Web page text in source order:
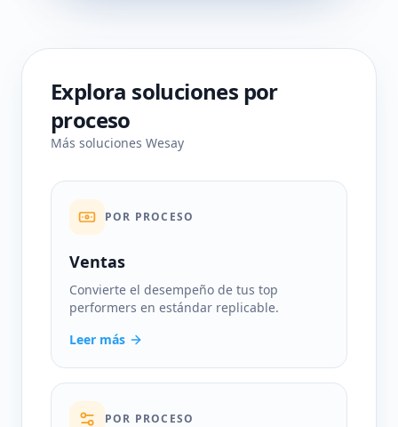
Explora soluciones por
proceso
Más soluciones Wesay
POR PROCESO
Ventas
Convierte el desempeño de tus top
performers en estándar replicable.
Leer más
POR PROCESO